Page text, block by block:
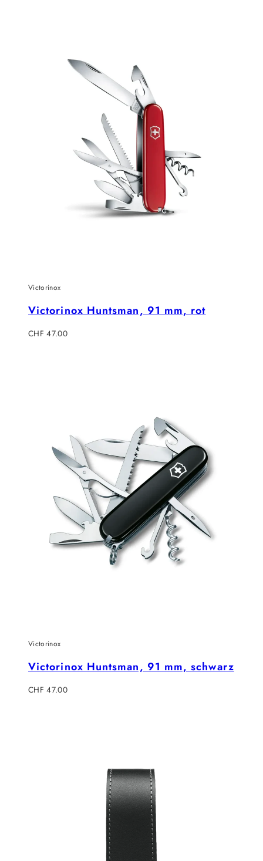
Victorinox
Victorinox Huntsman, 91 mm, rot
Regulärer
CHF 47.00
Victorinox
Victorinox Huntsman, 91 mm, schwarz
Regulärer
CHF 47.00